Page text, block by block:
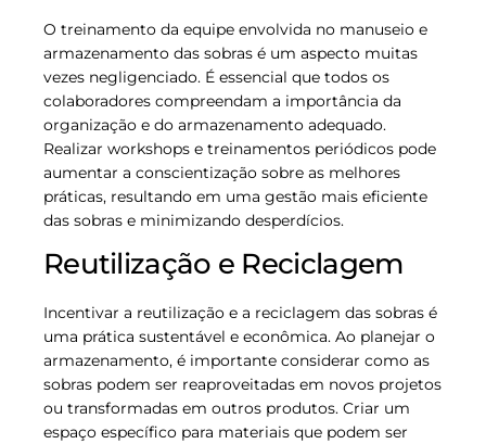
O treinamento da equipe envolvida no manuseio e
armazenamento das sobras é um aspecto muitas
vezes negligenciado. É essencial que todos os
colaboradores compreendam a importância da
organização e do armazenamento adequado.
Realizar workshops e treinamentos periódicos pode
aumentar a conscientização sobre as melhores
práticas, resultando em uma gestão mais eficiente
das sobras e minimizando desperdícios.
Reutilização e Reciclagem
Incentivar a reutilização e a reciclagem das sobras é
uma prática sustentável e econômica. Ao planejar o
armazenamento, é importante considerar como as
sobras podem ser reaproveitadas em novos projetos
ou transformadas em outros produtos. Criar um
espaço específico para materiais que podem ser